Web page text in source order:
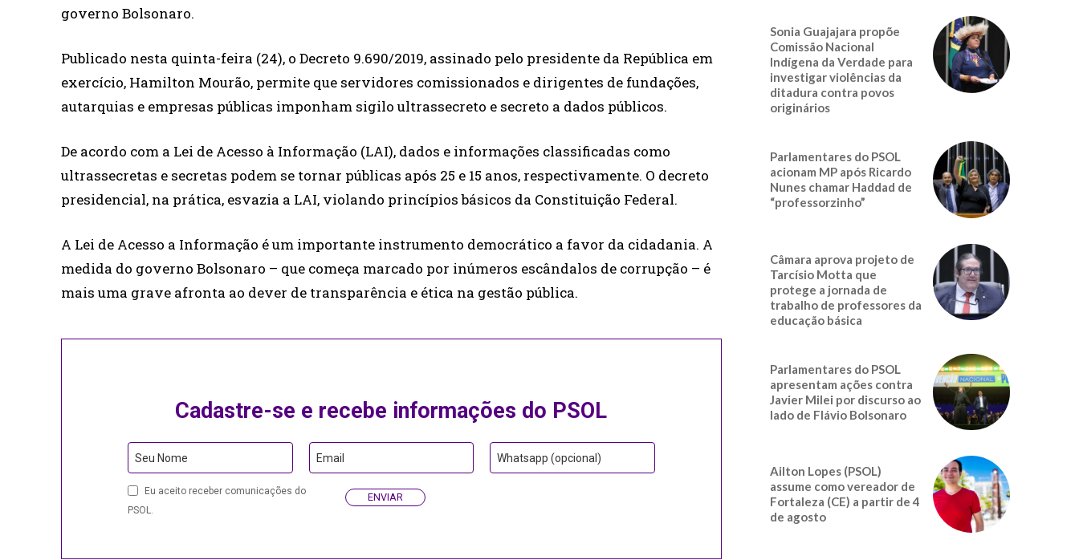
governo Bolsonaro.
Publicado nesta quinta-feira (24), o Decreto 9.690/2019, assinado pelo presidente da República em
exercício, Hamilton Mourão, permite que servidores comissionados e dirigentes de fundações,
autarquias e empresas públicas imponham sigilo ultrassecreto e secreto a dados públicos.
De acordo com a Lei de Acesso à Informação (LAI), dados e informações classificadas como
ultrassecretas e secretas podem se tornar públicas após 25 e 15 anos, respectivamente. O decreto
presidencial, na prática, esvazia a LAI, violando princípios básicos da Constituição Federal.
A Lei de Acesso a Informação é um importante instrumento democrático a favor da cidadania. A
medida do governo Bolsonaro – que começa marcado por inúmeros escândalos de corrupção – é
mais uma grave afronta ao dever de transparência e ética na gestão pública.
Cadastre-se e recebe informações do PSOL
Seu Nome Email Whatsapp (opcional)
Eu aceito receber comunicações do
PSOL.
ENVIAR
Sonia Guajajara propõe
Comissão Nacional
Indígena da Verdade para
investigar violências da
ditadura contra povos
originários
Parlamentares do PSOL
acionam MP após Ricardo
Nunes chamar Haddad de
“professorzinho”
Câmara aprova projeto de
Tarcísio Motta que
protege a jornada de
trabalho de professores da
educação básica
Parlamentares do PSOL
apresentam ações contra
Javier Milei por discurso ao
lado de Flávio Bolsonaro
Ailton Lopes (PSOL)
assume como vereador de
Fortaleza (CE) a partir de 4
de agosto